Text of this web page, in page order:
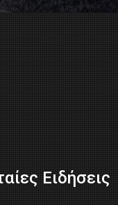
Ειδήσεις